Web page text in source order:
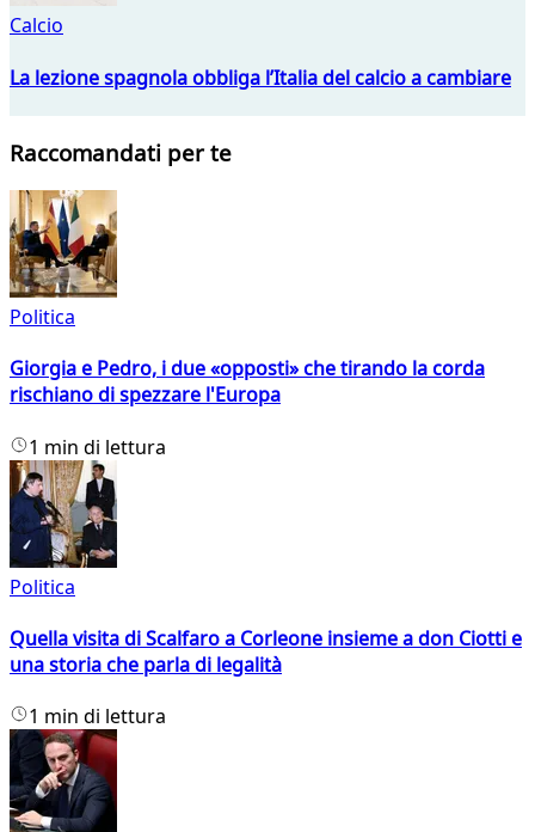
Calcio
La lezione spagnola obbliga l’Italia del calcio a cambiare
Raccomandati per te
Politica
Giorgia e Pedro, i due «opposti» che tirando la corda
rischiano di spezzare l'Europa
1 min di lettura
Politica
Quella visita di Scalfaro a Corleone insieme a don Ciotti e
una storia che parla di legalità
1 min di lettura